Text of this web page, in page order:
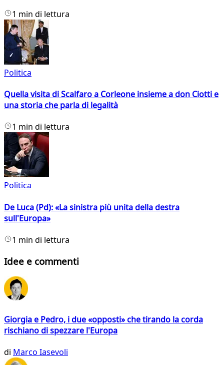
1 min di lettura
Politica
Quella visita di Scalfaro a Corleone insieme a don Ciotti e
una storia che parla di legalità
1 min di lettura
Politica
De Luca (Pd): «La sinistra più unita della destra
sull'Europa»
1 min di lettura
Idee e commenti
Giorgia e Pedro, i due «opposti» che tirando la corda
rischiano di spezzare l'Europa
di Marco Iasevoli